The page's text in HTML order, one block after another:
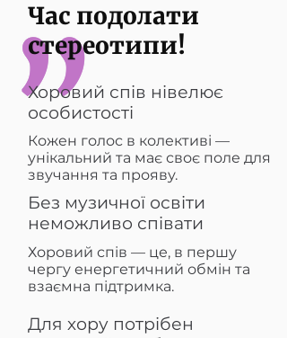
Хоровий спів нівелює
особистості
Час подолати
стереотипи!
Кожен голос в колективі —
унікальний та має своє поле для
звучання та прояву.
Без музичної освіти
неможливо співати
Хоровий спів — це, в першу
чергу енергетичний обмін та
взаємна підтримка.
Для хору потрібен